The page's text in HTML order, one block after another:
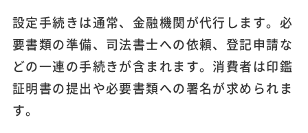
設定手続きは通常、金融機関が代行します。必
要書類の準備、司法書士への依頼、登記申請な
どの一連の手続きが含まれます。消費者は印鑑
証明書の提出や必要書類への署名が求められま
す。